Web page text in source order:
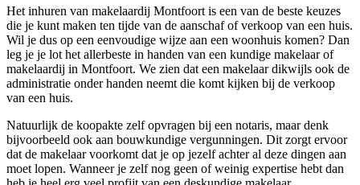
Het inhuren van makelaardij Montfoort is een van de beste keuzes
die je kunt maken ten tijde van de aanschaf of verkoop van een huis.
Wil je dus op een eenvoudige wijze aan een woonhuis komen? Dan
leg je je lot het allerbeste in handen van een kundige makelaar of
makelaardij in Montfoort. We zien dat een makelaar dikwijls ook de
administratie onder handen neemt die komt kijken bij de verkoop
van een huis.
Natuurlijk de koopakte zelf opvragen bij een notaris, maar denk
bijvoorbeeld ook aan bouwkundige vergunningen. Dit zorgt ervoor
dat de makelaar voorkomt dat je op jezelf achter al deze dingen aan
moet lopen. Wanneer je zelf nog geen of weinig expertise hebt dan